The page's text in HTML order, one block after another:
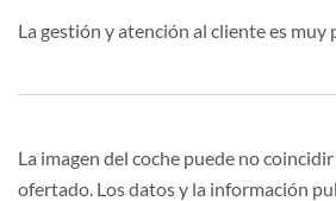
La gestión y atención al cliente es muy
La imagen del coche puede no
ofertado. Los datos y la información